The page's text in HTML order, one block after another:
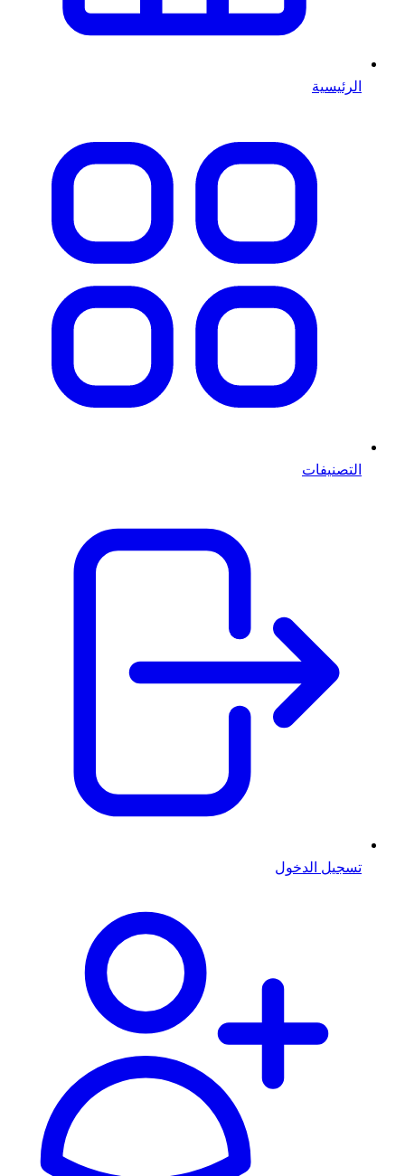
الرئيسية
التصنيفات
تسجيل الدخول